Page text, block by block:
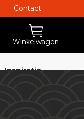
Contact
Winkelwagen
Inspiratie